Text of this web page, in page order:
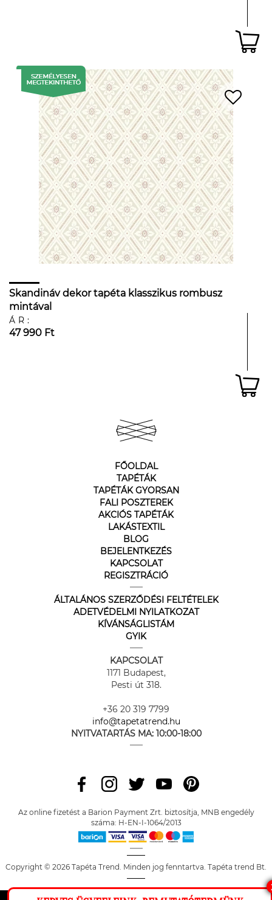
Skandináv dekor tapéta klasszikus rombusz
mintával
ÁR:
47 990 Ft
FŐOLDAL
TAPÉTÁK
TAPÉTÁK GYORSAN
FALI POSZTEREK
AKCIÓS TAPÉTÁK
LAKÁSTEXTIL
BLOG
BEJELENTKEZÉS
KAPCSOLAT
REGISZTRÁCIÓ
ÁLTALÁNOS SZERZŐDÉSI FELTÉTELEK
ADETVÉDELMI NYILATKOZAT
KÍVÁNSÁGLISTÁM
GYIK
KAPCSOLAT
1171 Budapest,
Pesti út 318.
+36 20 319 7799
info@tapetatrend.hu
NYITVATARTÁS MA: 10:00-18:00
Az online fizetést a Barion Payment Zrt. biztosítja, MNB engedély
száma: H-EN-I-1064/2013
Copyright © 2026 Tapéta Trend. Minden jog fenntartva. Tapéta trend Bt.